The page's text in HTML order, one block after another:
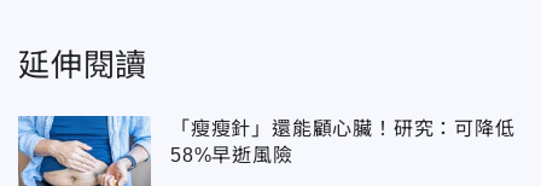
延伸閱讀
「瘦瘦針」還能顧心臟！研究：可降低
58%早逝風險